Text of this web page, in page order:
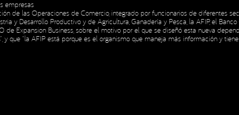
INICIO
INICIO
NOSOTROS
NOSOTROS
empresas
de las Operaciones de Comercio, integrado por funcionarios de diferentes
y Desarrollo Productivo y de Agricultura, Ganadería y Pesca, la AFIP, el
de Expansion Business, sobre el motivo por el que se diseñó esta nueva
que “la AFIP está porque es el organismo que maneja más información y
Privacidad